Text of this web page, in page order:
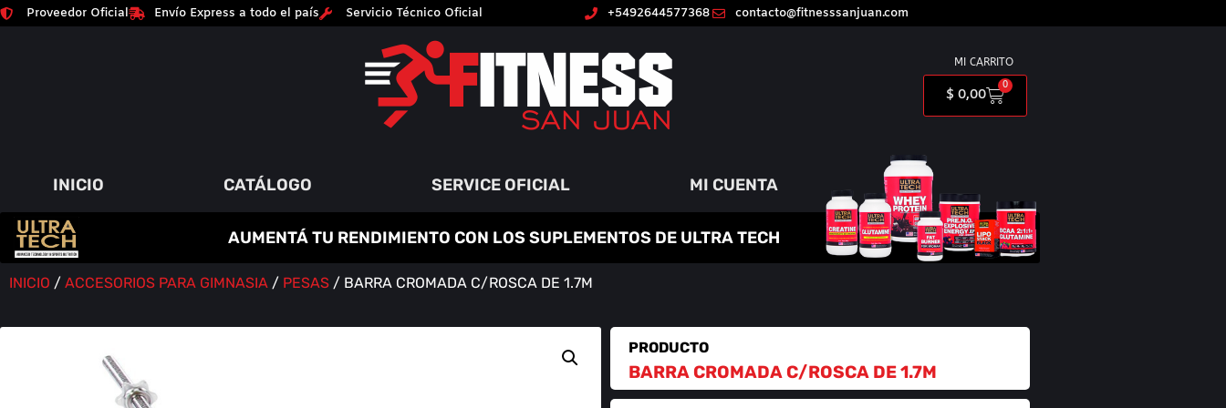
Proveedor Oficial Envío Express a todo el país Servicio Técnico Oficial +5492644577368 contacto@fitnesssanjuan.com
MI CARRITO
$ 0,00
0
INICIO CATÁLOGO SERVICE OFICIAL MI CUENTA
PROTEÍNAS
AMINO
QUEMADOR
Y MÁS
AUMENTÁ TU RENDIMIENTO CON LOS SUPLEMENTOS DE ULTRA TECH
INICIO / ACCESORIOS PARA GIMNASIA / PESAS / BARRA CROMADA C/ROSCA DE 1.7M
PRODUCTO
BARRA CROMADA C/ROSCA DE 1.7M